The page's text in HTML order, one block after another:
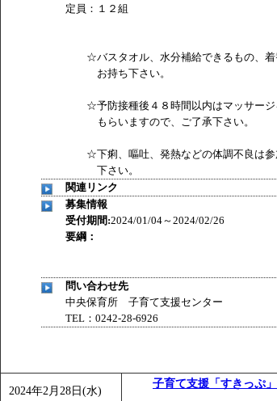
定員：１２組
☆バスタオル、水分補給できるもの、着
お持ち下さい。
☆予防接種後４８時間以内はマッサージ
もらいますので、ご了承下さい。
☆下痢、嘔吐、発熱などの体調不良は参
下さい。
関連リンク
募集情報
受付期間:2024/01/04～2024/02/26
要綱：
問い合わせ先
中央保育所 子育て支援センター
TEL：0242-28-6926
2024年2月28日(水)
子育て支援「すきっぷ